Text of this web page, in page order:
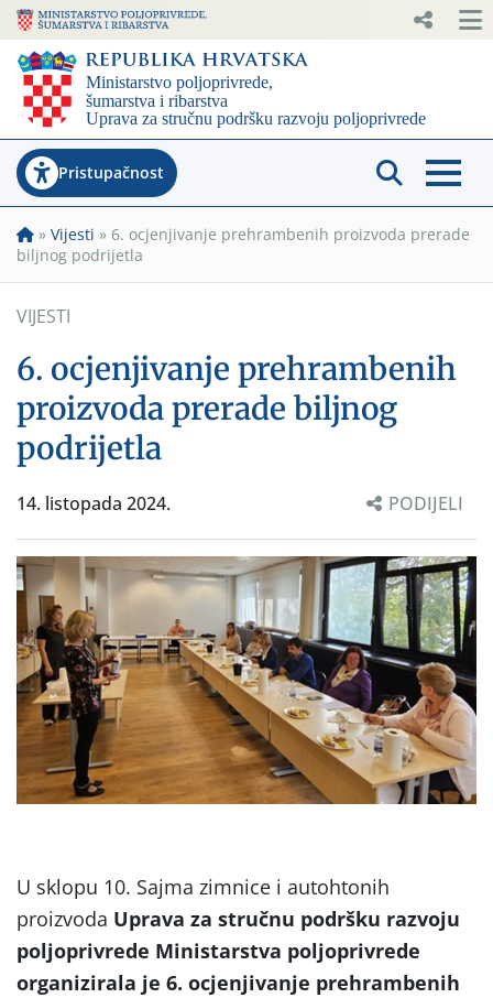
Pristupačnost
» Vijesti » 6. ocjenjivanje prehrambenih proizvoda prerade
biljnog podrijetla
VIJESTI
6. ocjenjivanje prehrambenih
proizvoda prerade biljnog
podrijetla
14. listopada 2024. PODIJELI
U sklopu 10. Sajma zimnice i autohtonih
proizvoda Uprava za stručnu podršku razvoju
poljoprivrede Ministarstva poljoprivrede
organizirala je 6. ocjenjivanje prehrambenih